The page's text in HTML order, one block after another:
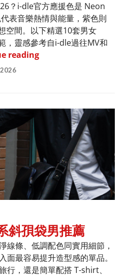
？i-dle官方應援色是 Neon
表音樂熱情與能量，紫色則
空間。以下精選10套男女
，靈感參考自i-dle過往MV和
reading2026 (G)i-dle演唱會穿
斜孭袋男推薦
線條、低調配色同實用細節，
面最容易提升造型感的單品。
行，還是簡單配搭 T-shirt、